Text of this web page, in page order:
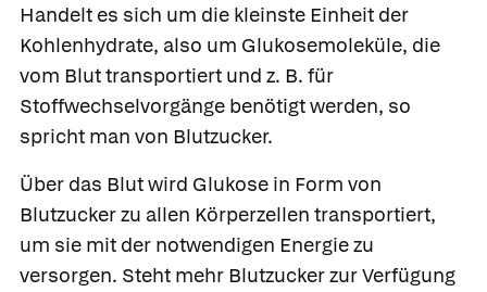
Handelt es sich um die kleinste Einheit der
Kohlenhydrate, also um Glukosemoleküle, die
vom Blut transportiert und z. B. für
Stoffwechselvorgänge benötigt werden, so
spricht man von Blutzucker.
Über das Blut wird Glukose in Form von
Blutzucker zu allen Körperzellen transportiert,
um sie mit der notwendigen Energie zu
versorgen. Steht mehr Blutzucker zur Verfügung